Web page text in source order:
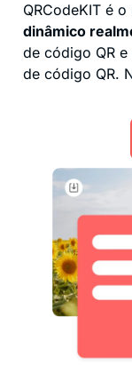
QRCodeKIT é o
dinâmico
de código QR
de código QR.